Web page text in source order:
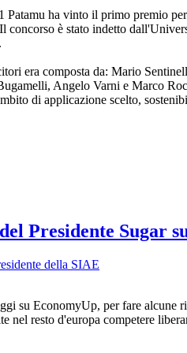
Patamu ha vinto il primo premio
è stato indetto
era composta da: Mario
Angelo Varni e Marco
di applicazione scelto,
Presidente Sugar
su EconomyUp, per fare alcune
nel resto d'europa competere